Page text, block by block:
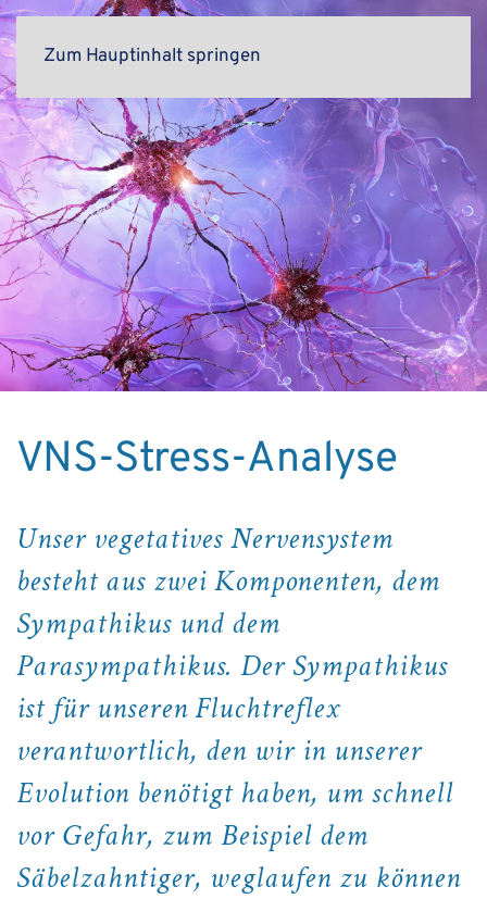
Zum Hauptinhalt springen
VNS-Stress-Analyse
Unser vegetatives Nervensystem
besteht aus zwei Komponenten, dem
Sympathikus und dem
Parasympathikus. Der Sympathikus
ist für unseren Fluchtreflex
verantwortlich, den wir in unserer
Evolution benötigt haben, um schnell
vor Gefahr, zum Beispiel dem
Säbelzahntiger, weglaufen zu können